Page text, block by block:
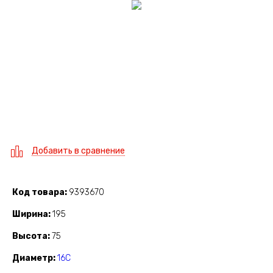
Добавить в сравнение
Код товара 9393670
Ширина 195
Высота 75
Диаметр 16C